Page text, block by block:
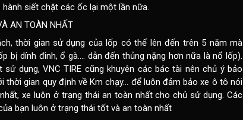
siết chặt các ốc lại một lần nữa.
AN TOÀN NHẤT
thời gian sử dụng của lốp có thể lên đến trên 5 năm mà
bị dính đinh, ổ gà…. dẫn đến thủng nặng hơn nữa là nổ lốp).
dụng, VNC TIRE cũng khuyên các bác tài nên chủ ý bảo
gian quy định về Km chạy... để luôn đảm bảo xe ô tô nói
xe luôn ở trạng thái an toàn nhất cho chủ sử dụng. Các
bạn luôn ở trạng thái tốt và an toàn nhất